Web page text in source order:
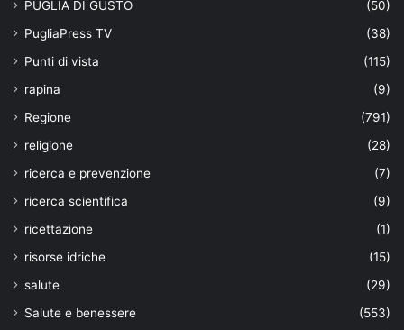
PUGLIA DI GUSTO
(50)
PugliaPress TV
(38)
Punti di vista
(115)
rapina
(9)
Regione
(791)
religione
(28)
ricerca e prevenzione
(7)
ricerca scientifica
(9)
ricettazione
(1)
risorse idriche
(15)
salute
(29)
Salute e benessere
(553)